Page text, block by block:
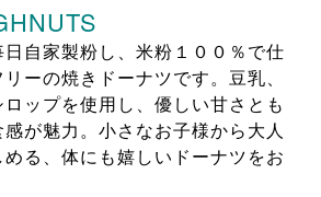
自家製粉し、米粉１００％で仕
ーの焼きドーナツです。豆乳、
ップを使用し、優しい甘さとも
が魅力。小さなお子様から大人
る、体にも嬉しいドーナツをお